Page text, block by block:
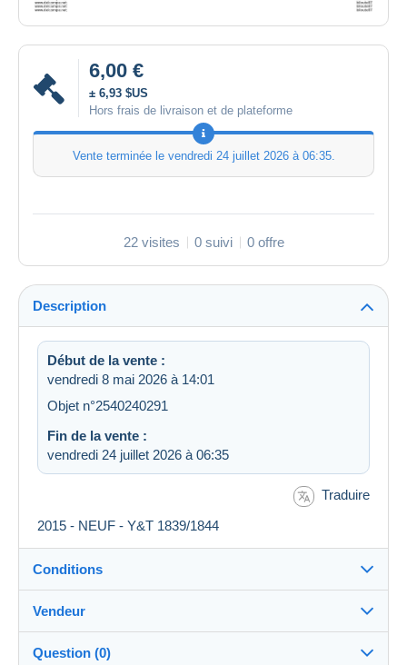
6,00 €
± 6,93 $US
Hors frais de livraison et de plateforme
Vente terminée le vendredi 24 juillet 2026 à 06:35.
22 visites 0 suivi 0 offre
Description
Début de la vente :
vendredi 8 mai 2026 à 14:01
Objet n°2540240291
Fin de la vente :
vendredi 24 juillet 2026 à 06:35
Traduire
2015 - NEUF - Y&T 1839/1844
Conditions
Destination :
Voir la liste des pays
Vendeur
Question (0)